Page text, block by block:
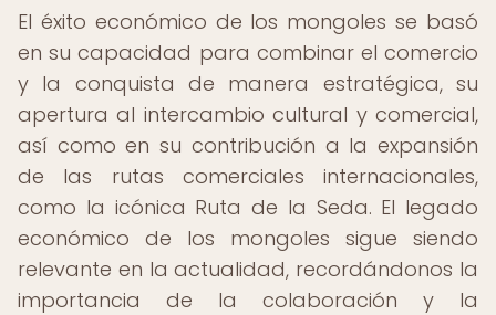
El éxito económico de los mongoles se basó
en su capacidad para combinar el comercio
y la conquista de manera estratégica, su
apertura al intercambio cultural y comercial,
así como en su contribución a la expansión
de las rutas comerciales internacionales,
como la icónica Ruta de la Seda. El legado
económico de los mongoles sigue siendo
relevante en la actualidad, recordándonos la
importancia de la colaboración y la